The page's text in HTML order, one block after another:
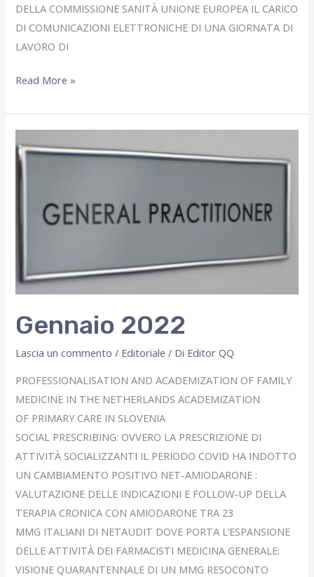
DELLA COMMISSIONE SANITÀ UNIONE EUROPEA IL CARICO
DI COMUNICAZIONI ELETTRONICHE DI UNA GIORNATA DI
LAVORO DI
Giugno
Read More »
Gennaio 2022
Lascia un commento / Editoriale / Di Editor QQ
PROFESSIONALISATION AND ACADEMIZATION OF FAMILY
MEDICINE IN THE NETHERLANDS ACADEMIZATION
OF PRIMARY CARE IN SLOVENIA
SOCIAL PRESCRIBING: OVVERO LA PRESCRIZIONE DI
ATTIVITÀ SOCIALIZZANTI IL PERIODO COVID HA INDOTTO
UN CAMBIAMENTO POSITIVO NET-AMIODARONE :
VALUTAZIONE DELLE INDICAZIONI E FOLLOW-UP DELLA
TERAPIA CRONICA CON AMIODARONE TRA 23
MMG ITALIANI DI NETAUDIT DOVE PORTA L’ESPANSIONE
DELLE ATTIVITÀ DEI FARMACISTI MEDICINA GENERALE:
VISIONE QUARANTENNALE DI UN MMG RESOCONTO